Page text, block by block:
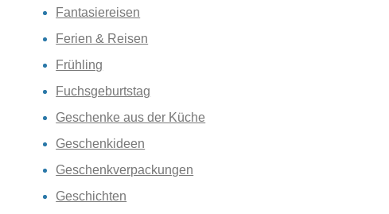
Fantasiereisen
Ferien & Reisen
Frühling
Fuchsgeburtstag
Geschenke aus der Küche
Geschenkideen
Geschenkverpackungen
Geschichten